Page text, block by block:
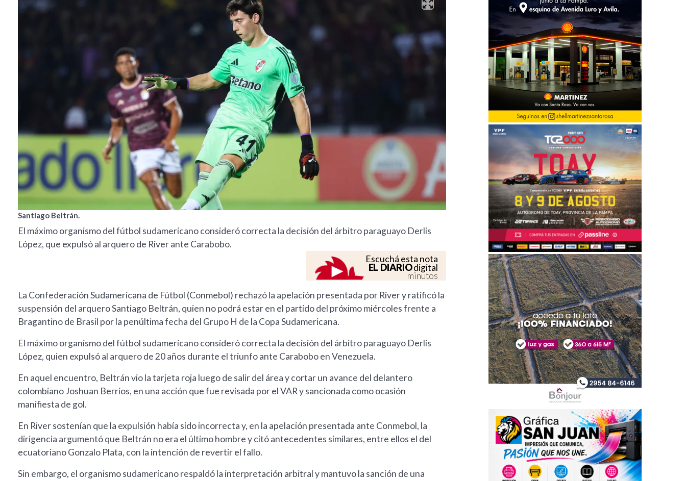
Santiago Beltrán.
El máximo organismo del fútbol sudamericano consideró correcta la decisión del árbitro paraguayo Derlis
López, que expulsó al arquero de River ante Carabobo.
Escuchá esta nota
EL DIARIOdigital
minutos
La Confederación Sudamericana de Fútbol (Conmebol) rechazó la apelación presentada por River y ratificó la
suspensión del arquero Santiago Beltrán, quien no podrá estar en el partido del próximo miércoles frente a
Bragantino de Brasil por la penúltima fecha del Grupo H de la Copa Sudamericana.
El máximo organismo del fútbol sudamericano consideró correcta la decisión del árbitro paraguayo Derlis
López, quien expulsó al arquero de 20 años durante el triunfo ante Carabobo en Venezuela.
En aquel encuentro, Beltrán vio la tarjeta roja luego de salir del área y cortar un avance del delantero
colombiano Joshuan Berríos, en una acción que fue revisada por el VAR y sancionada como ocasión
manifiesta de gol.
En River sostenían que la expulsión había sido incorrecta y, en la apelación presentada ante Conmebol, la
dirigencia argumentó que Beltrán no era el último hombre y citó antecedentes similares, entre ellos el del
ecuatoriano Gonzalo Plata, con la intención de revertir el fallo.
Sin embargo, el organismo sudamericano respaldó la interpretación arbitral y mantuvo la sanción de una